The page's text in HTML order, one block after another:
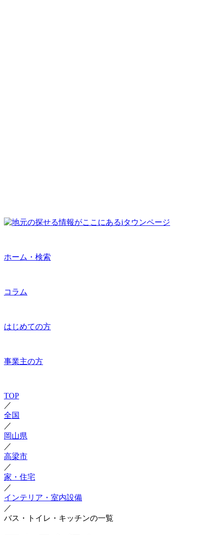
ホーム・検索
コラム
はじめての方
事業主の方
TOP
／
全国
／
岡山県
／
高梁市
／
家・住宅
／
インテリア・室内設備
／
バス・トイレ・キッチンの一覧